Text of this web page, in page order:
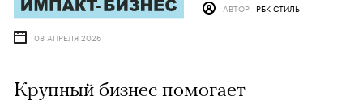
АВТОР РБК СТИЛЬ
08 АПРЕЛЯ 2026
Крупный бизнес помогает